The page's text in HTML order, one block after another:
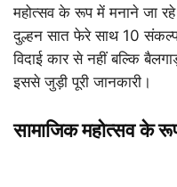
महोत्सव के रूप में मनाने जा रहे
दुल्हन सात फेरे साथ 10 संकल्प
विदाई कार से नहीं बल्कि
इससे जुड़ी पूरी जानकारी।
सामाजिक महोत्सव के रूप